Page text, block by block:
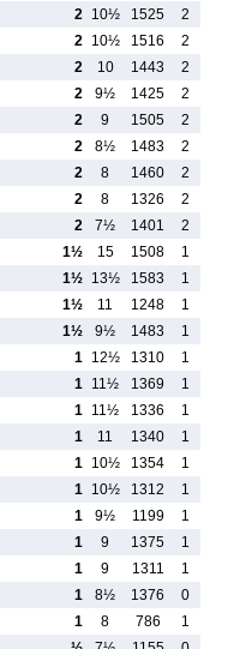
2 10½ 1525
2
2 10½ 1516
2
2 10 1443
2
2 9½ 1425
2
2 9 1505
2
2 8½ 1483
2
2 8 1460
2
2 8 1326
2
2 7½ 1401
2
1½ 15 1508
1
1½ 13½ 1583
1
1½ 11 1248
1
1½ 9½ 1483
1
1 12½ 1310
1
1 11½ 1369
1
1 11½ 1336
1
1 11 1340
1
1 10½ 1354
1
1 10½ 1312
1
1 9½ 1199
1
1 9 1375
1
1 9 1311
1
1 8½ 1376
0
1 8 786
1